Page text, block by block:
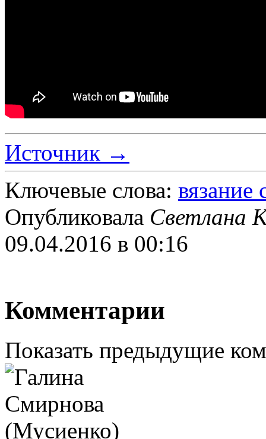
Источник →
Ключевые слова: вязание
Опубликовала Светлана
09.04.2016 в 00:16
Комментарии
Показать предыдущие